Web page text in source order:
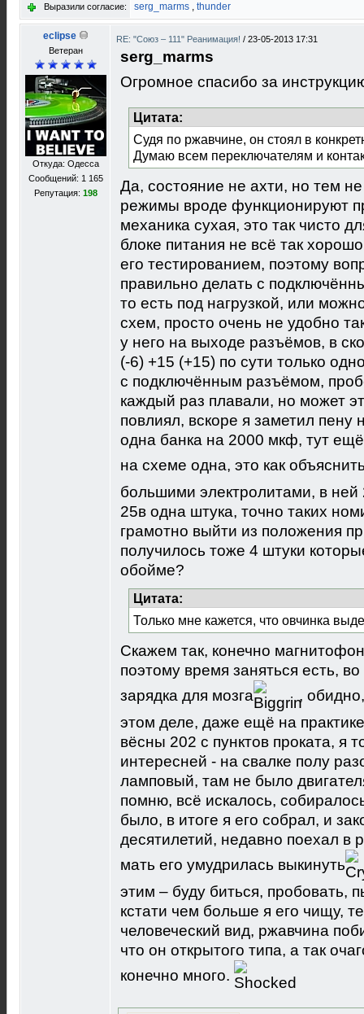
Выразили согласие: serg_marms , thunder
eclipse
Ветеран
Откуда: Одесса
Сообщений: 1 165
Репутация: 198
RE: "Союз – 111" Реанимация! / 23-05-2013 17:31
serg_marms
Огромное спасибо за
Цитата:
Судя по ржавчине, он стоял в
Думаю всем переключателям и
Да, состояние не ахти, но тем
режимы вроде функционируют
механика сухая, это так чисто
блоке питания не всё так
его тестированием, поэтому
правильно делать с
то есть под нагрузкой, или
схем, просто очень не удобно
у него на выходе разъёмов, в
(-6) +15 (+15) по сути только
с подключённым разъёмом,
каждый раз плавали, но может
повлиял, вскоре я заметил пену
одна банка на 2000 мкф, тут
на схеме одна, это как
большими электролитами, в
25в одна штука, точно таких
грамотно выйти из положения
получилось тоже 4 штуки
обойме?
Цитата:
Только мне кажется, что овчинка
Скажем так, конечно
поэтому время заняться есть,
зарядка для мозга
,
этом деле, даже ещё на
вёсны 202 с пунктов проката, я
интересней - на свалке полу
ламповый, там не было
помню, всё искалось,
было, в итоге я его собрал, и
десятилетий, недавно поехал в
мать его умудрилась выкинуть
этим – буду биться, пробовать,
кстати чем больше я его чищу,
человеческий вид, ржавчина
что он открытого типа, а так
конечно много.